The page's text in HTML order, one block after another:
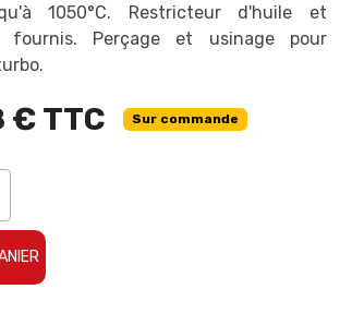
1050°C. Restricteur d'huile et
fournis. Perçage et usinage pour
€ TTC Sur commande